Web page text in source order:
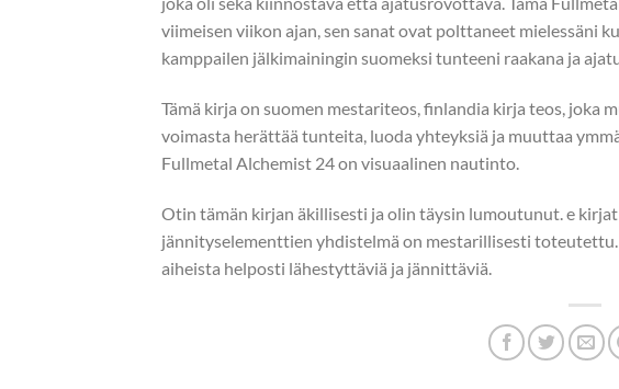
viimeisen viikon ajan, sen sanat ovat polttaneet mielessäni
kamppailen jälkimainingin suomeksi tunteeni raakana ja
Tämä kirja on suomen mestariteos, finlandia kirja​ teos, joka
voimasta herättää tunteita, luoda yhteyksiä ja muuttaa
Fullmetal Alchemist 24 on visuaalinen nautinto.
Otin tämän kirjan äkillisesti ja olin täysin lumoutunut. e
jännityselementtien yhdistelmä on mestarillisesti
aiheista helposti lähestyttäviä ja jännittäviä.